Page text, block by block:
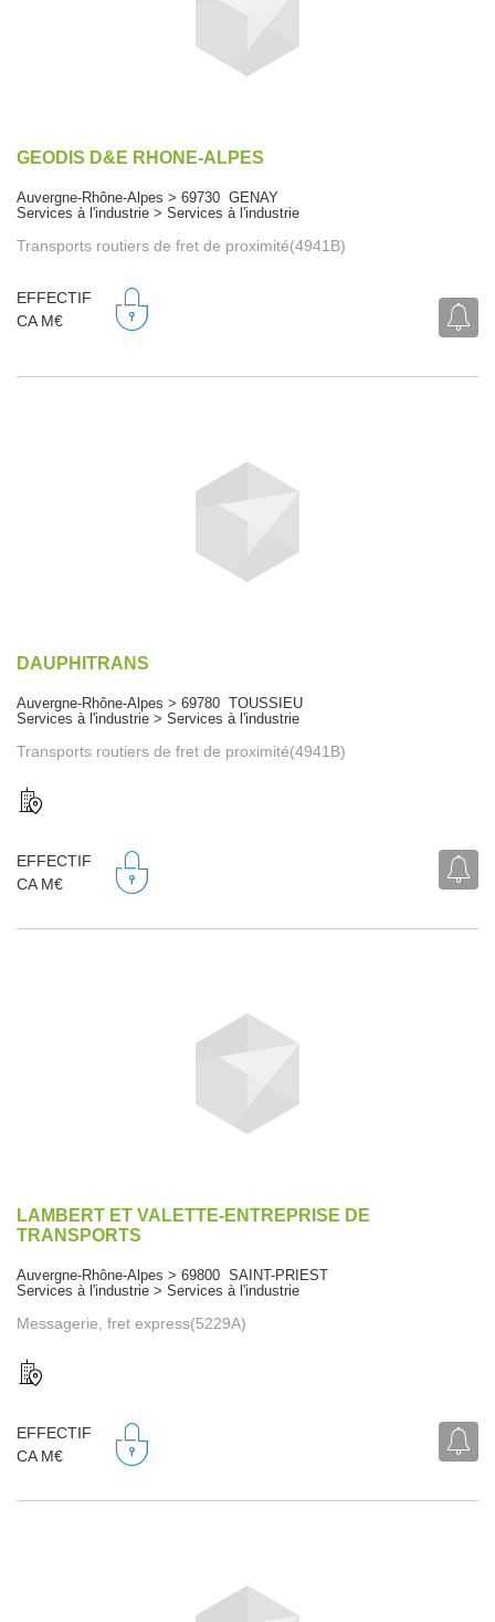
GEODIS D&E RHONE-ALPES
Auvergne-Rhône-Alpes > 69730 GENAY
Services à l'industrie > Services à l'industrie
Transports routiers de fret de proximité(4941B)
EFFECTIF
CA M€
DAUPHITRANS
Auvergne-Rhône-Alpes > 69780 TOUSSIEU
Services à l'industrie > Services à l'industrie
Transports routiers de fret de proximité(4941B)
EFFECTIF
CA M€
LAMBERT ET VALETTE-ENTREPRISE DE
TRANSPORTS
Auvergne-Rhône-Alpes > 69800 SAINT-PRIEST
Services à l'industrie > Services à l'industrie
Messagerie, fret express(5229A)
EFFECTIF
CA M€